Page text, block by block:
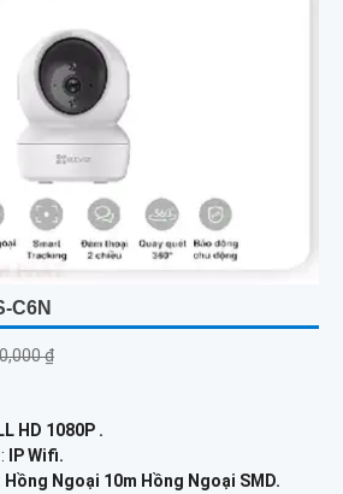
C6N
₫
HD 1080P .
IP Wifi.
Hồng Ngoại 10m Hồng Ngoại SMD.